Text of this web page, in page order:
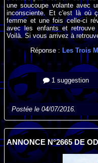
une soucoupe volante avec
inconsciente. Et c'est là où
femme et une fois celle-ci
avec les enfants et retrouve
Voilà. Si vous arrivez à
Réponse : Les Trois
1 suggestion
Postée le 04/07/2016.
ANNONCE N°2665 DE